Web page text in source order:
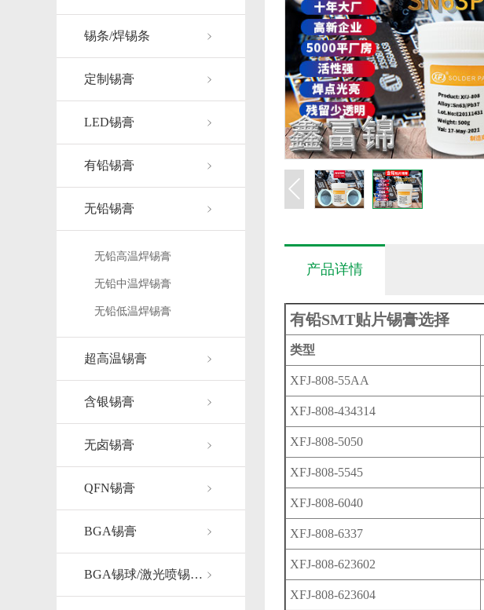
锡条/焊锡条
定制锡膏
LED锡膏
有铅锡膏
无铅锡膏
无铅高温焊锡膏
无铅中温焊锡膏
无铅低温焊锡膏
超高温锡膏
含银锡膏
无卤锡膏
QFN锡膏
BGA锡膏
BGA锡球/激光喷锡…
产品详情
有铅SMT贴片锡膏选择
类型
XFJ-808-55AA
XFJ-808-434314
XFJ-808-5050
XFJ-808-5545
XFJ-808-6040
XFJ-808-6337
XFJ-808-623602
XFJ-808-623604